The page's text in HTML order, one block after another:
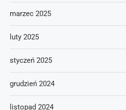
marzec 2025
luty 2025
styczeń 2025
grudzień 2024
listopad 2024